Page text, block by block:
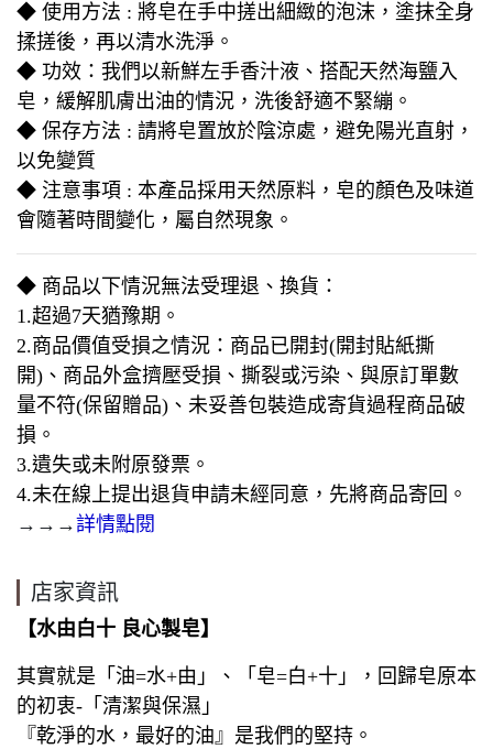
◆ 使用方法 : 將皂在手中搓出細緻的泡沫，塗抹全身
揉搓後，再以清水洗淨。
◆ 功效：我們以新鮮左手香汁液、搭配天然海鹽入
皂，緩解肌膚出油的情況，洗後舒適不緊繃。
◆ 保存方法 : 請將皂置放於陰涼處，避免陽光直射，
以免變質
◆ 注意事項 : 本產品採用天然原料，皂的顏色及味道
會隨著時間變化，屬自然現象。
◆ 商品以下情況無法受理退、換貨：
1.超過7天猶豫期。
2.商品價值受損之情況：商品已開封(開封貼紙撕
開)、商品外盒擠壓受損、撕裂或污染、與原訂單數
量不符(保留贈品)、未妥善包裝造成寄貨過程商品破
損。
3.遺失或未附原發票。
4.未在線上提出退貨申請未經同意，先將商品寄回。
→→→詳情點閱
店家資訊
【水由白十 良心製皂】
其實就是「油=水+由」、「皂=白+十」，回歸皂原本
的初衷-「清潔與保濕」
『乾淨的水，最好的油』是我們的堅持。